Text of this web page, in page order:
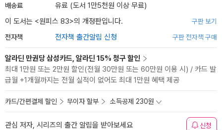
배송료
유료 (도서 1만5천원 이상 무료)
이 도서는 <원피스 83>의 개정판입니다. 구판 보기
전자책 전자책 출간알림 신청 구판 전자책 구매
알라딘 만권당 삼성카드, 알라딘 15% 청구 할인
최대 1만원 또는 2만원 할인(전월 30만원 또는 60만원 이용 시) / 카드 발
급월 +1개월까지는 전월 실적이 없어도 최대 1만원 혜택 제공
카드/간편결제 할인 무이자 할부 소득공제 230원
관심 저자, 시리즈의 출간 알림을 받아보세요 신청